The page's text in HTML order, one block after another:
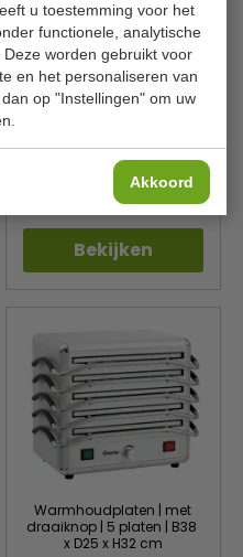
u toestemming voor het
functionele, analytische
worden gebruikt voor
en het personaliseren van
op "Instellingen" om uw
Akkoord
Warmhoudplaat | maat 3x
172-3078
€ 347,00
Bekijken
Warmhoudplaten | met
draaiknop | 5 platen | B38
x D25 x H32 cm